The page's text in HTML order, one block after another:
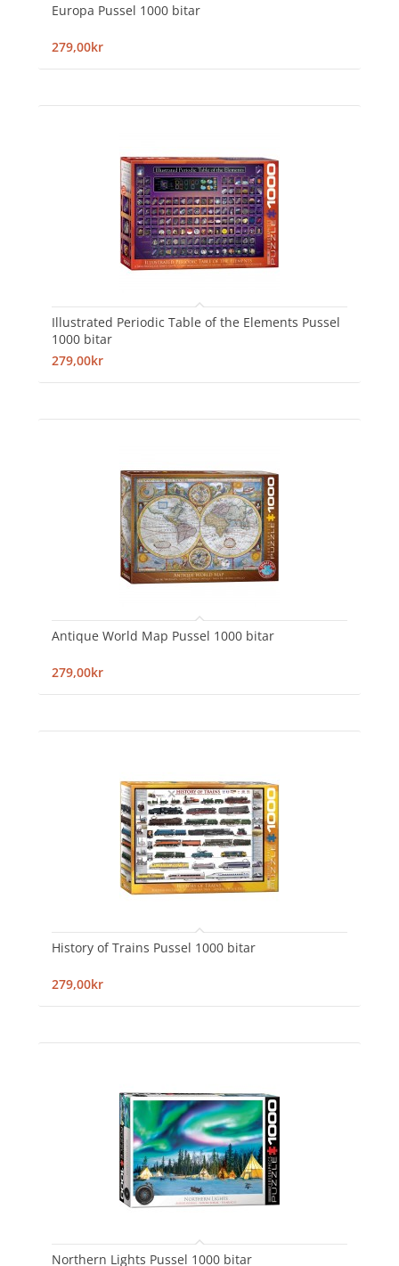
Europa Pussel 1000 bitar
279,00kr
Illustrated Periodic Table of the Elements Pussel
1000 bitar
279,00kr
Antique World Map Pussel 1000 bitar
279,00kr
History of Trains Pussel 1000 bitar
279,00kr
Northern Lights Pussel 1000 bitar